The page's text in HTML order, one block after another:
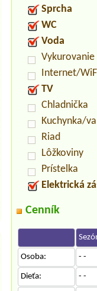
Sprcha
WC
Voda
Vykurovanie
Internet/
TV
Chladnička
Kuchynka/
Riad
Lôžkoviny
Prístelka
Elektrická
Cenník
Osoba: - -
Dieťa: - -